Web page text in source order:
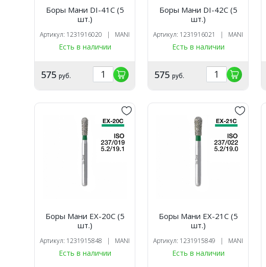
Боры Мани DI-41C (5
шт.)
Артикул: 1231916020 | MANI
Есть в наличии
575 руб.
Боры Мани DI-42C (5
шт.)
Артикул: 1231916021 | MANI
Есть в наличии
575 руб.
Боры Мани EX-20C (5
шт.)
Артикул: 1231915848 | MANI
Есть в наличии
Боры Мани EX-21C (5
шт.)
Артикул: 1231915849 | MANI
Есть в наличии